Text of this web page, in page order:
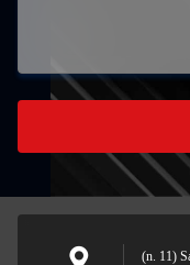
(n. 11)